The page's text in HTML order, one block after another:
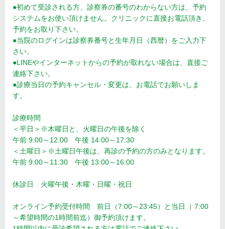
●初めて受診される方、診察券の番号のわからない方は、予約
システムをお使い頂けません。クリニックに直接お電話頂き、
予約をお取り下さい。
●当院のログインは診察券番号と生年月日（西暦）をご入力下
さい。
●LINEやインターネットからの予約が取れない場合は、直接ご
連絡下さい。
●診療当日の予約キャンセル・変更は、お電話でお願いしま
す。
診療時間
＜平日＞※木曜日と、火曜日の午後を除く
午前 9:00～12:00 午後 14:00～17:30
＜土曜日＞※土曜日午後は、再診の予約の方のみとなります。
午前 9:00～11:30 午後 13:00～16:00
休診日 火曜午後・木曜・日曜・祝日
オンライン予約受付時間 前日（7:00～23:45）と当日（ 7:00
～希望時間の1時間前迄）御予約頂けます。